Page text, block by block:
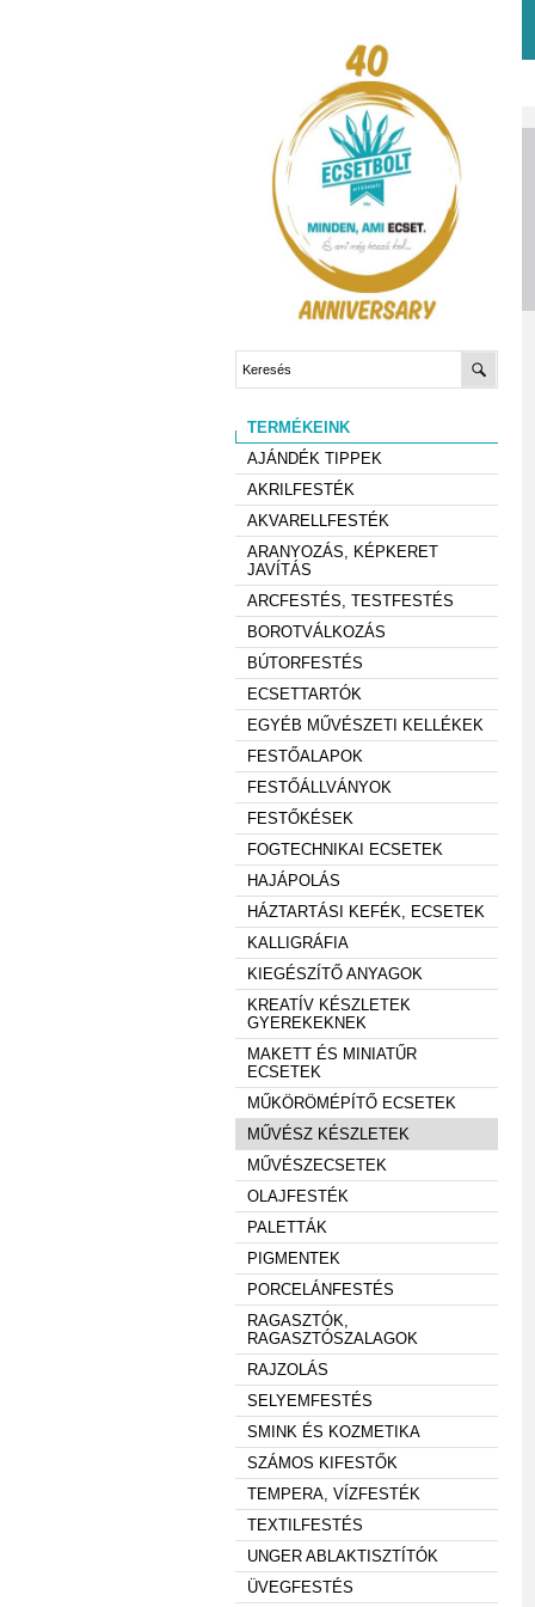
TERMÉKEINK
AJÁNDÉK TIPPEK
AKRILFESTÉK
AKVARELLFESTÉK
ARANYOZÁS, KÉPKERET
JAVÍTÁS
ARCFESTÉS, TESTFESTÉS
BOROTVÁLKOZÁS
BÚTORFESTÉS
ECSETTARTÓK
EGYÉB MŰVÉSZETI KELLÉKEK
FESTŐALAPOK
FESTŐÁLLVÁNYOK
FESTŐKÉSEK
FOGTECHNIKAI ECSETEK
HAJÁPOLÁS
HÁZTARTÁSI KEFÉK, ECSETEK
KALLIGRÁFIA
KIEGÉSZÍTŐ ANYAGOK
KREATÍV KÉSZLETEK
GYEREKEKNEK
MAKETT ÉS MINIATŰR
ECSETEK
MŰKÖRÖMÉPÍTŐ ECSETEK
MŰVÉSZ KÉSZLETEK
MŰVÉSZECSETEK
OLAJFESTÉK
PALETTÁK
PIGMENTEK
PORCELÁNFESTÉS
RAGASZTÓK,
RAGASZTÓSZALAGOK
RAJZOLÁS
SELYEMFESTÉS
SMINK ÉS KOZMETIKA
SZÁMOS KIFESTŐK
TEMPERA, VÍZFESTÉK
TEXTILFESTÉS
UNGER ABLAKTISZTÍTÓK
ÜVEGFESTÉS